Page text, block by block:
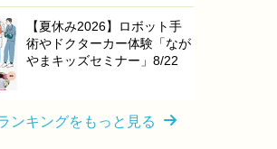
【夏休み2026】ロボット手
術やドクターカー体験「なが
やまキッズセミナー」8/22
ンキングをもっと見る